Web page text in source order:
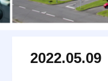
2022.05.09